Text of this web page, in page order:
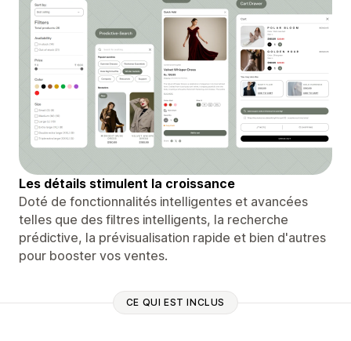
Les détails stimulent la croissance
Doté de fonctionnalités intelligentes et avancées
telles que des filtres intelligents, la recherche
prédictive, la prévisualisation rapide et bien d'autres
pour booster vos ventes.
CE QUI EST INCLUS